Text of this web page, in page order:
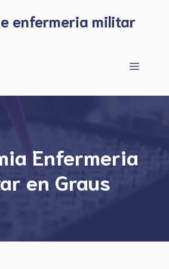
enfermeria militar
Menu
Enfermeria
en Graus